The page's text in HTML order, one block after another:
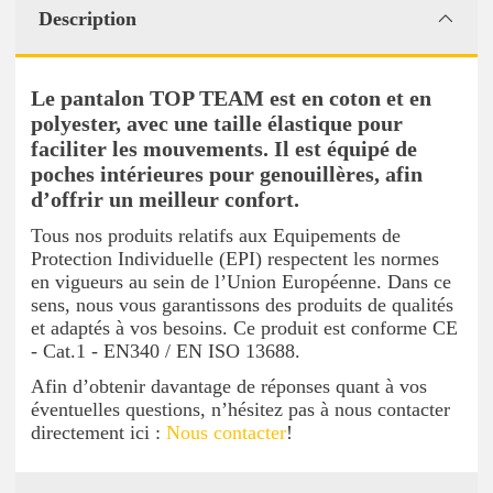
Description
Le pantalon TOP TEAM est en coton et en
polyester, avec une taille élastique pour
faciliter les mouvements. Il est équipé de
poches intérieures pour genouillères, afin
d’offrir un meilleur confort.
Tous nos produits relatifs aux Equipements de
Protection Individuelle (EPI) respectent les normes
en vigueurs au sein de l’Union Européenne. Dans ce
sens, nous vous garantissons des produits de qualités
et adaptés à vos besoins. Ce produit est conforme CE
- Cat.1 - EN340 / EN ISO 13688.
Afin d’obtenir davantage de réponses quant à vos
éventuelles questions, n’hésitez pas à nous contacter
directement ici : Nous contacter!